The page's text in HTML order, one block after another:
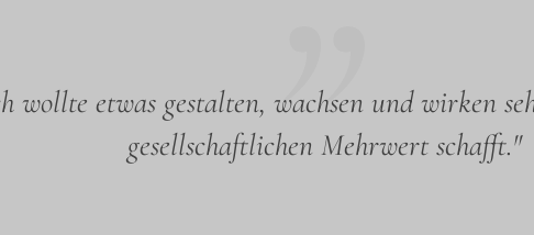
wollte etwas gestalten, wachsen und wirken
gesellschaftlichen Mehrwert schafft."